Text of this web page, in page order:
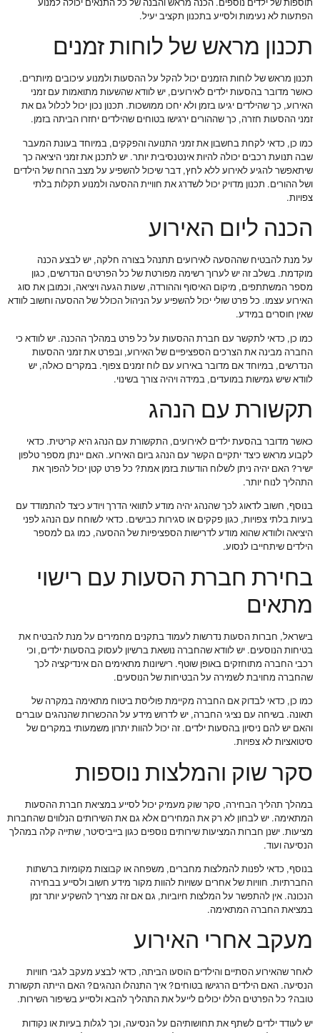
תוספות של ילדים נוספים. הכנה מראש והבנה של כל התנאים יכולה למנוע
הפתעות לא נעימות ולסייע בתכנון תקציב יעיל.
תכנון מראש של לוחות זמנים
תכנון מראש של לוחות הזמנים יכול להקל על ההסעות ולמנוע עיכובים מיותרים.
כאשר מדובר בהסעות ילדים לאירועים, יש לוודא שהשעות מתואמות עם זמני
האירוע, כך שהילדים יגיעו בזמן ולא יחכו ממושכות. תכנון נכון יכול לכלול גם את
זמני ההסעות חזרה, כך שההורים ירגישו בטוחים שהילדים יחזרו הביתה בזמן.
כמו כן, כדאי לקחת בחשבון את זמני התנועה והפקקים, במיוחד בעונת המעבר
שבה תנועת רכבים יכולה להיות אינטנסיבית יותר. יש לתכנן את זמני היציאה כך
שיתאפשר להגיע לאירוע ללא לחץ, דבר שיכול להשפיע על מצב הרוח של הילדים
ושל ההורים. תכנון מדויק יכול לשדרג את חוויית ההסעה ולמנוע תקלות בלתי
צפויות.
הכנה ליום האירוע
על מנת להבטיח שההסעה לאירועים תתנהל בצורה חלקה, יש לבצע הכנה
מוקדמת. בשלב זה יש לערוך רשימה מפורטת של כל הפרטים הנדרשים, כגון
מספר המשתתפים, מיקום האיסוף וההורדה, שעות הגעה ויציאה, וכמובן את סוג
האירוע עצמו. כל פרט שולי יכול להשפיע על הניהול הכולל של ההסעה וחשוב לוודא
שאין חוסרים במידע.
כמו כן, כדאי לתקשר עם חברת ההסעות על כל פרט במהלך ההכנה. יש לוודא כי
החברה מבינה את הצרכים הספציפיים של האירוע, ובפרט את זמני ההסעות
הנדרשים, במיוחד אם מדובר באירוע עם לוח זמנים צפוף. במקרים כאלה, יש
לוודא שיש גמישות במועדים, במידה ויהיה צורך בשינוי.
תקשורת עם הנהג
כאשר מדובר בהסעת ילדים לאירועים, התקשורת עם הנהג היא קריטית. כדאי
לקבוע מראש כיצד יתקיים הקשר עם הנהג ביום האירוע. האם יינתן מספר טלפון
ישיר? האם יהיה ניתן לשלוח הודעות בזמן אמת? כל פרט קטן יכול להפוך את
התהליך לנוח יותר.
בנוסף, חשוב לדאוג לכך שהנהג יהיה מודע לתוואי הדרך ויודע כיצד להתמודד עם
בעיות בלתי צפויות, כגון פקקים או סגירות כבישים. כדאי לשוחח עם הנהג לפני
היציאה ולוודא שהוא מודע לדרישות הספציפיות של ההסעה, כמו גם למספר
הילדים שיתחייבו לנסוע.
בחירת חברת הסעות עם רישוי
מתאים
בישראל, חברות הסעות נדרשות לעמוד בתקנים מחמירים על מנת להבטיח את
בטיחות הנוסעים. יש לוודא שהחברה נושאת ברשיון לעסוק בהסעות ילדים, וכי
רכבי החברה מתוחזקים באופן שוטף. רישיונות מתאימים הם אינדיקציה לכך
שהחברה מחויבת לשמירה על הבטיחות של הנוסעים.
כמו כן, כדאי לבדוק אם החברה מקיימת פוליסת ביטוח מתאימה במקרה של
תאונה. בשיחה עם נציגי החברה, יש לדרוש מידע על ההכשרות שהנהגים עוברים
והאם יש להם ניסיון בהסעות ילדים. זה יכול להוות יתרון משמעותי במקרים של
סיטואציות לא צפויות.
סקר שוק והמלצות נוספות
במהלך תהליך הבחירה, סקר שוק מעמיק יכול לסייע במציאת חברת ההסעות
המתאימה. יש לבחון לא רק את המחירים אלא גם את השירותים הנלווים שהחברות
מציעות. ישנן חברות המציעות שירותים נוספים כגון בייביסיטר, שתייה קלה במהלך
הנסיעה ועוד.
בנוסף, כדאי לפנות להמלצות מחברים, משפחה או קבוצות מקומיות ברשתות
החברתיות. חוויות של אחרים עשויות להוות מקור מידע חשוב ולסייע בבחירה
הנכונה. אין להתפשר על המלצות חיוביות, גם אם זה מצריך להשקיע יותר זמן
במציאת החברה המתאימה.
מעקב אחרי האירוע
לאחר שהאירוע הסתיים והילדים הוסעו הביתה, כדאי לבצע מעקב לגבי חוויות
הנסיעה. האם הילדים הרגישו בטוחים? איך התנהלו הנהגים? האם הייתה תקשורת
טובה? כל הפרטים הללו יכולים לייעל את התהליך להבא ולסייע בשיפור השירות.
יש לעודד ילדים לשתף את תחושותיהם על הנסיעה, וכך לגלות בעיות או נקודות